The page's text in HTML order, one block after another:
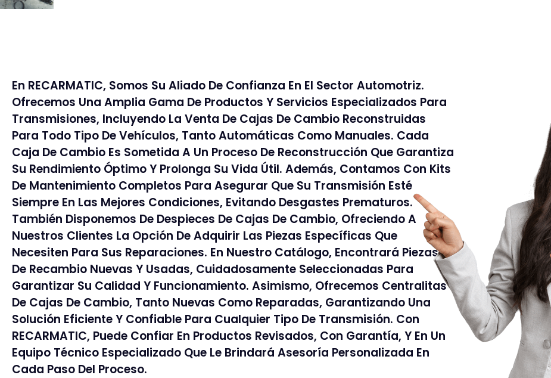
En RECARMATIC, Somos Su Aliado De Confianza En El Sector Automotriz.
Ofrecemos Una Amplia Gama De Productos Y Servicios Especializados Para
Transmisiones, Incluyendo La Venta De Cajas De Cambio Reconstruidas
Para Todo Tipo De Vehículos, Tanto Automáticas Como Manuales. Cada
Caja De Cambio Es Sometida A Un Proceso De Reconstrucción Que Garantiza
Su Rendimiento Óptimo Y Prolonga Su Vida Útil. Además, Contamos Con Kits
De Mantenimiento Completos Para Asegurar Que Su Transmisión Esté
Siempre En Las Mejores Condiciones, Evitando Desgastes Prematuros.
También Disponemos De Despieces De Cajas De Cambio, Ofreciendo A
Nuestros Clientes La Opción De Adquirir Las Piezas Específicas Que
Necesiten Para Sus Reparaciones. En Nuestro Catálogo, Encontrará Piezas
De Recambio Nuevas Y Usadas, Cuidadosamente Seleccionadas Para
Garantizar Su Calidad Y Funcionamiento. Asimismo, Ofrecemos Centralitas
De Cajas De Cambio, Tanto Nuevas Como Reparadas, Garantizando Una
Solución Eficiente Y Confiable Para Cualquier Tipo De Transmisión. Con
RECARMATIC, Puede Confiar En Productos Revisados, Con Garantía, Y En Un
Equipo Técnico Especializado Que Le Brindará Asesoría Personalizada En
Cada Paso Del Proceso.